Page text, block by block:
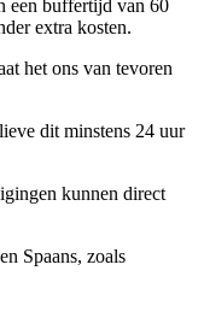
een buffertijd van 60
extra kosten.
het ons van tevoren
dit minstens 24 uur
kunnen direct
Spaans, zoals